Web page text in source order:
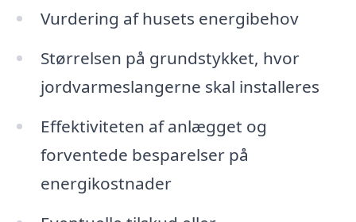
Vurdering af husets energibehov
Størrelsen på grundstykket, hvor
jordvarmeslangerne skal installeres
Effektiviteten af anlægget og
forventede besparelser på
energikostnader